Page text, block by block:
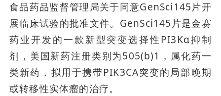
食品药品监督管理局关于同意GenSci145片开
展临床试验的批准文件。GenSci145片是金赛
药业开发的一款新型突变选择性PI3Kα抑制
剂，美国新药注册类别为505(b)1，属化药一
类新药，拟用于携带PIK3CA突变的局部晚期
或转移性实体瘤的治疗。